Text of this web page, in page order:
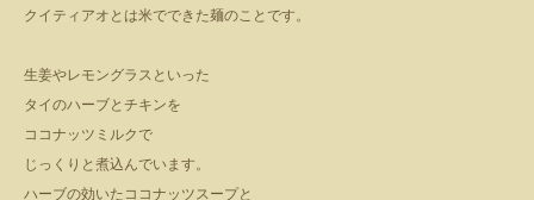
クイティアオとは米でできた麺のことです。
生姜やレモングラスといった
タイのハーブとチキンを
ココナッツミルクで
じっくりと煮込んでいます。
ハーブの効いたココナッツスープと